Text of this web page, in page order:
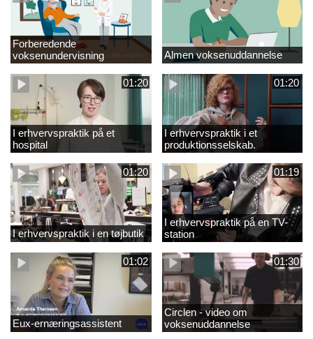
Forberedende
voksenundervisning
Almen voksenuddannelse
01:20
I erhvervspraktik på et
hospital
01:20
I erhvervspraktik i et
produktionsselskab.
01:20
I erhvervspraktik i en tøjbutik
01:19
I erhvervspraktik på en TV-
station
01:02
Eux-ernæringsassistent
01:30
Circlen - video om
voksenuddannelse